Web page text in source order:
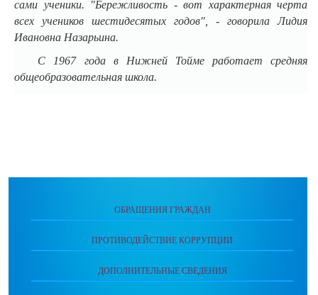
сами ученики. "Бережливость - вот характерная черта
всех учеников шестидесятых годов", - говорила Лидия
Ивановна Назарьина.
С 1967 года в Нижней Тойме работает средняя
общеобразовательная школа.
ОБРАЩЕНИЯ ГРАЖДАН
ПРОТИВОДЕЙСТВИЕ КОРРУПЦИИ
ДОПОЛНИТЕЛЬНЫЕ СВЕДЕНИЯ